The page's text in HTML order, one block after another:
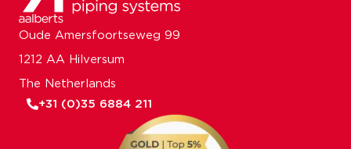
Oude Amersfoortseweg 99
1212 AA Hilversum
The Netherlands
+31 (0)35 6884 211